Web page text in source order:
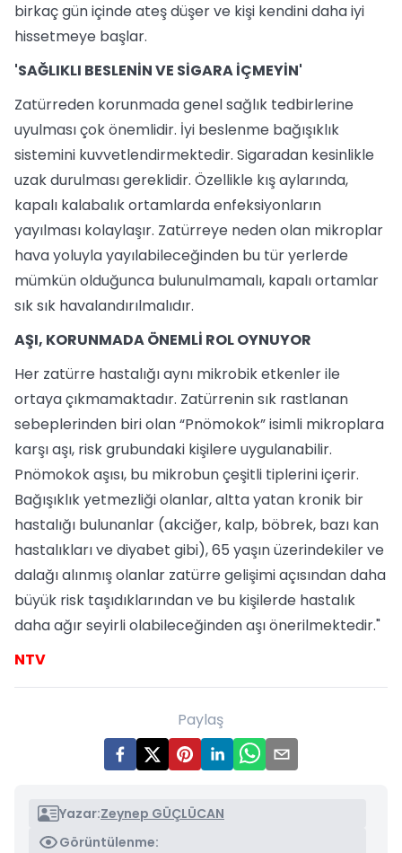
birkaç gün içinde ateş düşer ve kişi kendini daha iyi
hissetmeye başlar.
'SAĞLIKLI BESLENİN VE SİGARA İÇMEYİN'
Zatürreden korunmada genel sağlık tedbirlerine
uyulması çok önemlidir. İyi beslenme bağışıklık
sistemini kuvvetlendirmektedir. Sigaradan kesinlikle
uzak durulması gereklidir. Özellikle kış aylarında,
kapalı kalabalık ortamlarda enfeksiyonların
yayılması kolaylaşır. Zatürreye neden olan mikroplar
hava yoluyla yayılabileceğinden bu tür yerlerde
mümkün olduğunca bulunulmamalı, kapalı ortamlar
sık sık havalandırılmalıdır.
AŞI, KORUNMADA ÖNEMLİ ROL OYNUYOR
Her zatürre hastalığı aynı mikrobik etkenler ile
ortaya çıkmamaktadır. Zatürrenin sık rastlanan
sebeplerinden biri olan “Pnömokok” isimli mikroplara
karşı aşı, risk grubundaki kişilere uygulanabilir.
Pnömokok aşısı, bu mikrobun çeşitli tiplerini içerir.
Bağışıklık yetmezliği olanlar, altta yatan kronik bir
hastalığı bulunanlar (akciğer, kalp, böbrek, bazı kan
hastalıkları ve diyabet gibi), 65 yaşın üzerindekiler ve
dalağı alınmış olanlar zatürre gelişimi açısından daha
büyük risk taşıdıklarından ve bu kişilerde hastalık
daha ağır seyirli olabileceğinden aşı önerilmektedir."
NTV
Paylaş
Yazar:Zeynep GÜÇLÜCAN
Görüntülenme: